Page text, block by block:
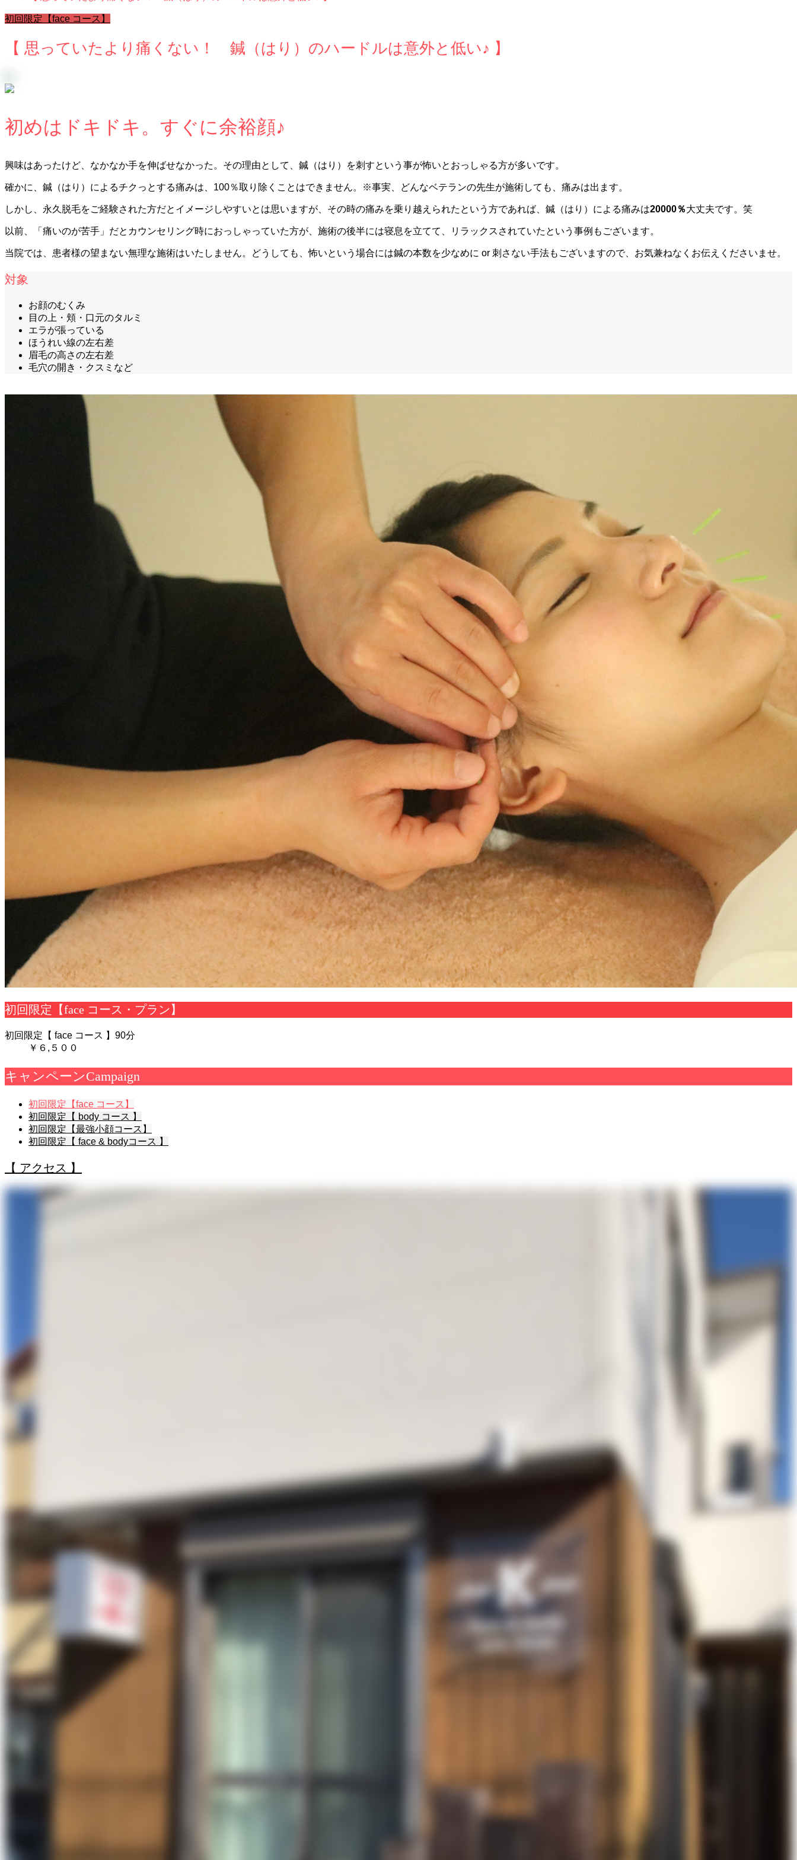
初回限定【face コース】
【 思っていたより痛くない！ 鍼（はり）のハードルは意外と低い♪ 】
初めはドキドキ。すぐに余裕顔♪
興味はあったけど、なかなか手を伸ばせなかった。その理由として、鍼（はり）を刺すという事が怖いとおっしゃる方が多いです。
確かに、鍼（はり）によるチクっとする痛みは、100％取り除くことはできません。※事実、どんなベテランの先生が施術しても、痛みは出ます。
しかし、永久脱毛をご経験された方だとイメージしやすいとは思いますが、その時の痛みを乗り越えられたという方であれば、鍼（はり）による痛みは20000％大丈夫です。笑
以前、「痛いのが苦手」だとカウンセリング時におっしゃっていた方が、施術の後半には寝息を立てて、リラックスされていたという事例もございます。
当院では、患者様の望まない無理な施術はいたしません。どうしても、怖いという場合には鍼の本数を少なめに or 刺さない手法もございますので、お気兼ねなくお伝えくださいませ。
対象
お顔のむくみ
目の上・頬・口元のタルミ
エラが張っている
ほうれい線の左右差
眉毛の高さの左右差
毛穴の開き・クスミなど
初回限定【face コース・プラン】
初回限定【 face コース 】90分
￥６,５００
キャンペーンCampaign
初回限定【face コース】
初回限定【 body コース 】
初回限定【最強小顔コース】
初回限定【 face & bodyコース 】
【 アクセス 】